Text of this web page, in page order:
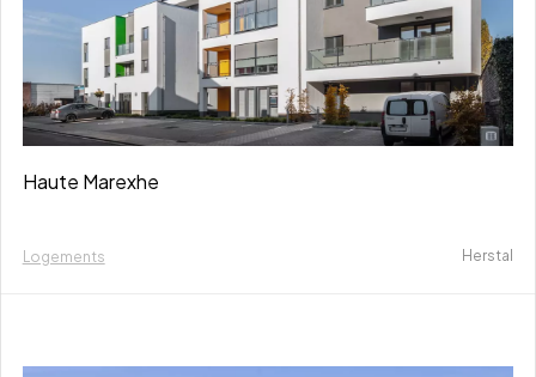
Haute Marexhe
Logements Herstal